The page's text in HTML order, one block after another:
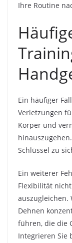
Ihre Routine
Ein häufiger
Verletzungen
Körper und
Schlüssel zu
Ein weiterer
Flexibilität
auszugleichen.
Dehnen
führen, die die
Integrieren Sie